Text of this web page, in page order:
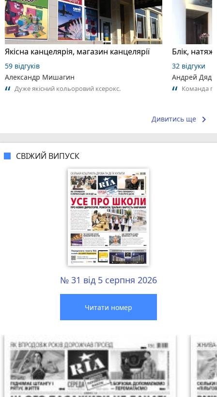
Якісна канцелярія, магазин канцелярії
59 відгуків
Александр Мишагин
Дуже якісний кольоровий ксерокс.
Блік,
32 відгуки
Андрей
Команда
Дивитись ще keyboard_arrow_right
СВІЖИЙ ВИПУСК
№ 31 від 5 серпня 2026
Читати номер